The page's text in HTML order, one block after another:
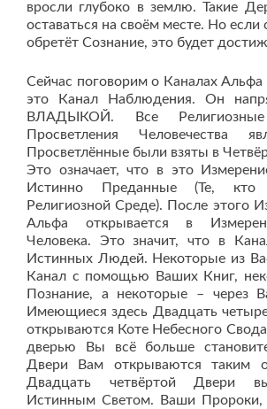
вросли глубоко в землю. Такие
оставаться на своём месте. Но если
обретёт Сознание, это будет
Сейчас поговорим о Каналах
это Канал Наблюдения. Он
ВЛАДЫКОЙ. Все
Просветления Человечества
Просветлённые были взяты в
Это означает, что в это
Истинно Преданные (Те, кто
Религиозной Среде). После этого
Альфа открывается в
Человека. Это значит, что в
Истинных Людей. Некоторые из
Канал с помощью Ваших Книг,
Познание, а некоторые – через
Имеющиеся здесь Двадцать
открываются Коте Небесного
дверью Вы всё больше
Двери Вам открываются таким
Двадцать четвёртой Двери
Истинным Светом. Ваши